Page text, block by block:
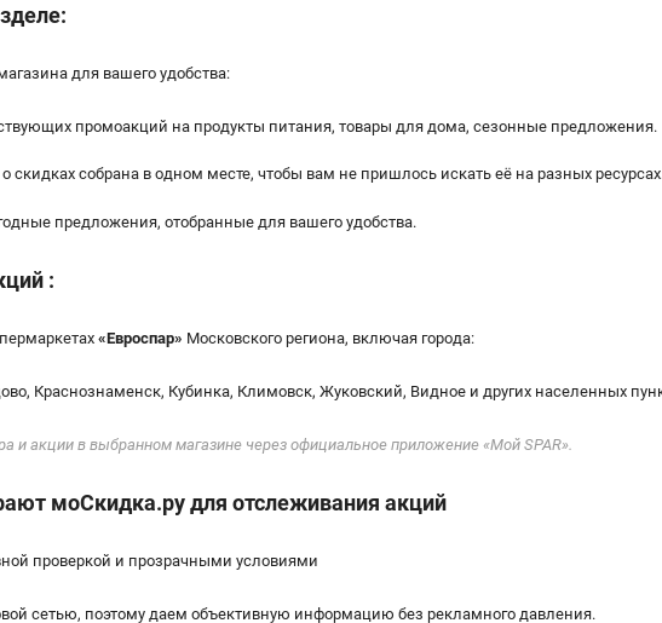
для вашего удобства:
промоакций на продукты питания, товары для дома, сезонные предложения.
скидках собрана в одном месте, чтобы вам не пришлось искать её на разных
предложения, отобранные для вашего удобства.
:
«Евроспар» Московского региона, включая города:
Краснознаменск, Кубинка, Климовск, Жуковский, Видное и других населенных
и акции в выбранном магазине через официальное приложение «Мой SPAR».
мoСкидка.ру для отслеживания акций
проверкой и прозрачными условиями
сетью, поэтому даем объективную информацию без рекламного давления.